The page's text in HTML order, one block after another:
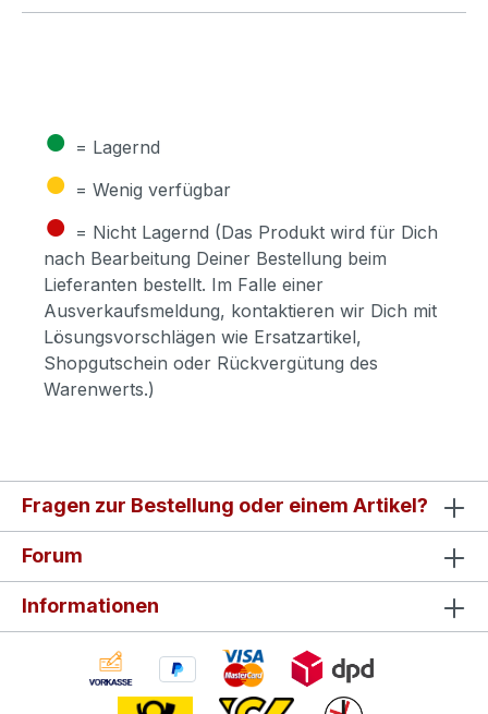
● = Lagernd
● = Wenig verfügbar
● = Nicht Lagernd (Das Produkt wird für Dich
nach Bearbeitung Deiner Bestellung beim
Lieferanten bestellt. Im Falle einer
Ausverkaufsmeldung, kontaktieren wir Dich mit
Lösungsvorschlägen wie Ersatzartikel,
Shopgutschein oder Rückvergütung des
Warenwerts.)
Fragen zur Bestellung oder einem Artikel?
Forum
Informationen